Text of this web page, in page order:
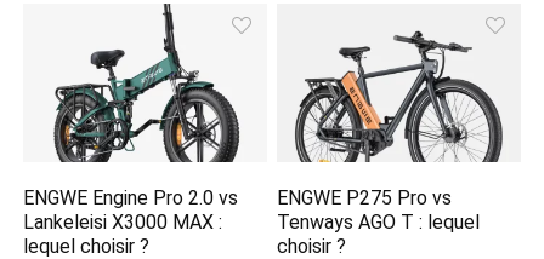
ENGWE Engine Pro 2.0 vs
Lankeleisi X3000 MAX :
lequel choisir ?
ENGWE P275 Pro vs
Tenways AGO T : lequel
choisir ?